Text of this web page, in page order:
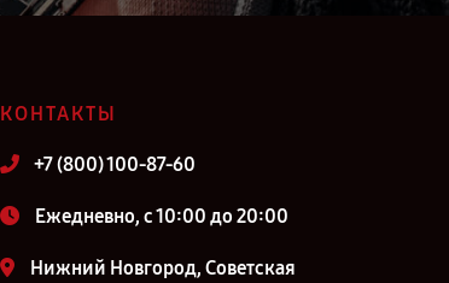
КОНТАКТЫ
+7 (800) 100-87-60
Ежедневно, с 10:00 до 20:00
Нижний Новгород, Советская